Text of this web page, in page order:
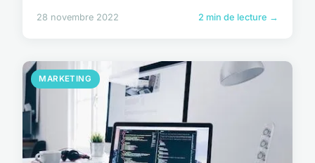
28 novembre 2022 2 min de lecture →
MARKETING